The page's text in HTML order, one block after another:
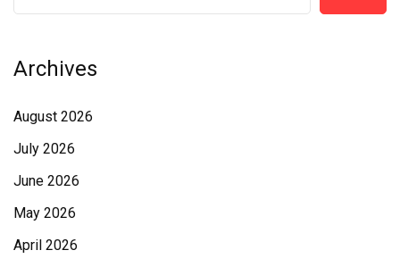
Archives
August 2026
July 2026
June 2026
May 2026
April 2026